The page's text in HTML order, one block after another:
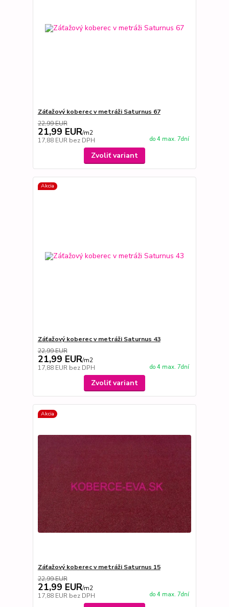
Záťažový koberec v metráži Saturnus 67
22,99 EUR
21,99 EUR/m2
17,88 EUR bez DPH do 4 max. 7dní
Zvoliť variant
Akcia
Záťažový koberec v metráži Saturnus 43
22,99 EUR
21,99 EUR/m2
17,88 EUR bez DPH do 4 max. 7dní
Zvoliť variant
Akcia
Záťažový koberec v metráži Saturnus 15
22,99 EUR
21,99 EUR/m2
17,88 EUR bez DPH do 4 max. 7dní